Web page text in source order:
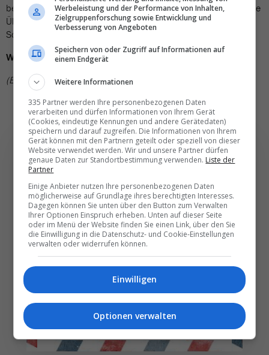
beiden Hotels Moxy und Elite bieten schliesslich Pakete inklusive
Übernachtung, Frühstück und Eintritt in den Jardin des Vins an.
So kann die Gartenparty am nächsten Tag gleich weitergehen.
Weitere Infos: www.siontourisme.ch,
(BHA)
Die wichtigsten und
besten News direkt in
Ihr E‑Mail-Postfach
Täglich oder wöchentlich, mit mehr Insights oder
weniger. Bei Travel­news haben Sie die Wahl.
NEWSLETTER ENTDECKEN
Werbeleistung und der Performance von Inhalten,
Zielgruppenforschung sowie Entwicklung und
Verbesserung von Angeboten
Speichern von oder Zugriff auf Informationen auf
einem Endgerät
Weitere Informationen
335 Partner werden Ihre personenbezogenen Daten
verarbeiten und dürfen Informationen von Ihrem Gerät
(Cookies, eindeutige Kennungen und andere Gerätedaten)
speichern und darauf zugreifen. Die Informationen von Ihrem
Gerät können mit den Partnern geteilt oder speziell von dieser
Website verwendet werden. Wir und unsere Partner dürfen
genaue Daten zur Standortbestimmung verwenden. Liste der
Partner
Einige Anbieter nutzen Ihre personenbezogenen Daten
möglicherweise auf Grundlage ihres berechtigten Interesses.
Dagegen können Sie unten über den Button zum Verwalten
Ihrer Optionen Einspruch erheben. Unten auf dieser Seite
oder im Menü der Website finden Sie einen Link, über den Sie
die Einwilligung in die Datenschutz- und Cookie-Einstellungen
verwalten oder widerrufen können.
Einwilligen
Optionen verwalten